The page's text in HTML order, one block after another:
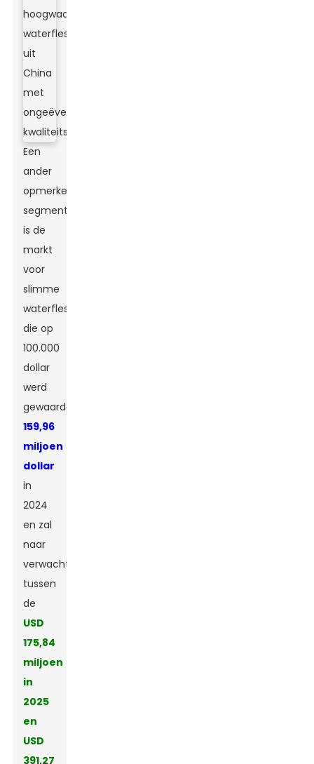
Een
ander
opmerkelijk
segment
is de
markt
voor
slimme
waterflessen,
die op
100.000
dollar
werd
gewaardeerd.
159,96
miljoen
dollar
in
2024
en zal
naar
verwachting
tussen
de
USD
175,84
miljoen
in
2025
en
USD
391,27